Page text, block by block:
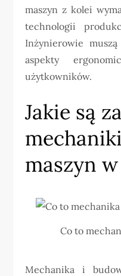
maszyn z kolei
technologii
Inżynierowie
aspekty
użytkowników.
Jakie są
maszyn
Co to
Mechanika i